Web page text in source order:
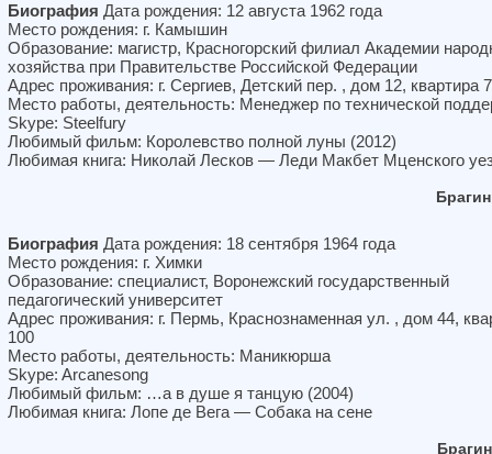
Биография Дата рождения: 12 августа 1962 года
Место рождения: г. Камышин
Образование: магистр, Красногорский филиал Академии
хозяйства при Правительстве Российской Федерации
Адрес проживания: г. Сергиев, Детский пер. , дом 12, квартира
Место работы, деятельность: Менеджер по технической
Skype: Steelfury
Любимый фильм: Королевство полной луны (2012)
Любимая книга: Николай Лесков — Леди Макбет Мценского
Биография Дата рождения: 18 сентября 1964 года
Место рождения: г. Химки
Образование: специалист, Воронежский государственный
педагогический университет
Адрес проживания: г. Пермь, Краснознаменная ул. , дом 44,
100
Место работы, деятельность: Маникюрша
Skype: Arcanesong
Любимый фильм: …а в душе я танцую (2004)
Любимая книга: Лопе де Вега — Собака на сене